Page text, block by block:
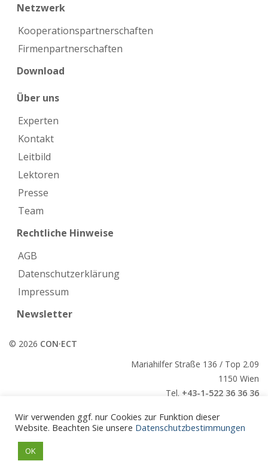
Netzwerk
Kooperations­partnerschaften
Firmen­partnerschaften
Download
Über uns
Experten
Kontakt
Leitbild
Lektoren
Presse
Team
Rechtliche Hinweise
AGB
Datenschutzerklärung
Impressum
Newsletter
© 2026 CON·ECT
Mariahilfer Straße 136 / Top 2.09
1150 Wien
Tel. +43-1-522 36 36 36
CON·ECT
Wir verwenden ggf. nur Cookies zur Funktion dieser
Website. Beachten Sie unsere Datenschutzbestimmungen
OK